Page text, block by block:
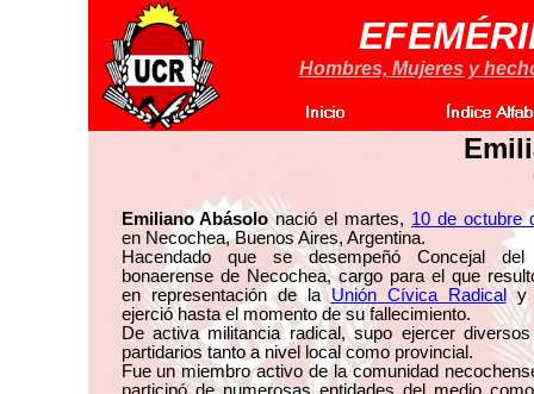
Hombres, Mujeres y
Emiliano Abásolonació el martes, 10 de octubre
en Necochea, Buenos Aires, Argentina.
Hacendado que se desempeñó Concejal del
bonaerense de Necochea, cargo para el que
en representación de laUnión Cívica Radical y
ejerció hasta el momento de su fallecimiento.
De activa militancia radical, supo ejercer
partidarios tanto a nivel local como provincial.
Fue un miembro activo de la comunidad